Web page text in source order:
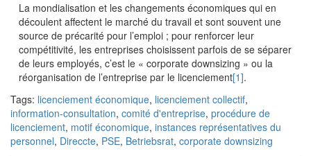
La mondialisation et les changements économiques qui en
découlent affectent le marché du travail et sont souvent une
source de précarité pour l’emploi ; pour renforcer leur
compétitivité, les entreprises choisissent parfois de se séparer
de leurs employés, c’est le « corporate downsizing » ou la
réorganisation de l’entreprise par le licenciement[1].
Tags: licenciement économique, licenciement collectif,
information-consultation, comité d'entreprise, procédure de
licenciement, motif économique, instances représentatives du
personnel, Direccte, PSE, Betriebsrat, corporate downsizing